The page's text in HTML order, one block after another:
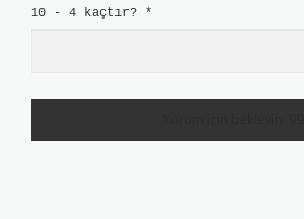
10 - 4 kaçtır? *